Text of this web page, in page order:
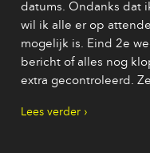
datums. Ondanks dat
wil ik alle er op
mogelijk is. Eind 2e
bericht of alles nog
extra gecontroleerd.
Lees verder